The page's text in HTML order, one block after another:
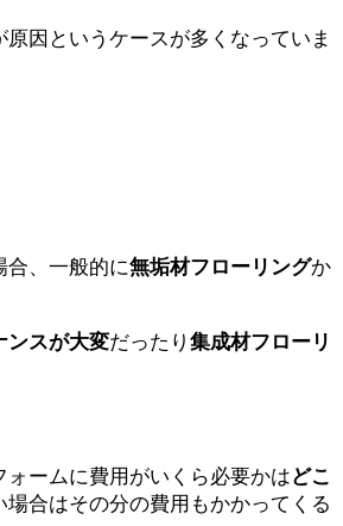
原因というケースが多くなっていま
合、一般的に無垢材フローリングか
ンスが大変だったり 集成材フローリ
ームに費用がいくら必要かはどこ
合はその分の費用もかかってくる